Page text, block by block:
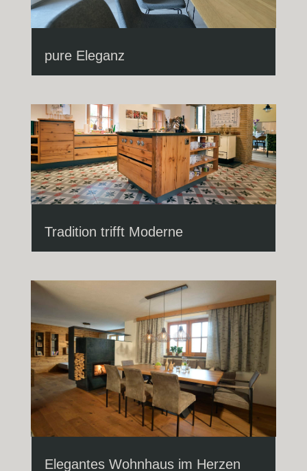
pure Eleganz
Tradition trifft Moderne
Elegantes Wohnhaus im Herzen